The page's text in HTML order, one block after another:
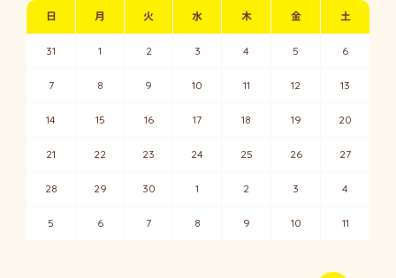
日 月 火 水 木 金 土
31 1 2 3 4 5 6
7 8 9 10 11 12 13
14 15 16 17 18 19 20
21 22 23 24 25 26 27
28 29 30 1 2 3 4
5 6 7 8 9 10 11